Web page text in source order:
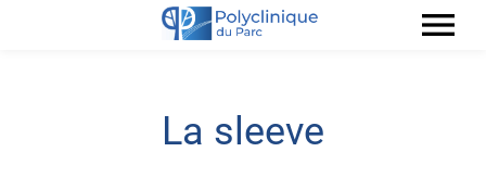
menu
La sleeve